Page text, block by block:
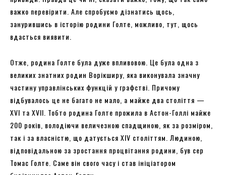
важко перевірити. Але спробуємо дізнатись щось,
занурившись в історію родини Голте, можливо, тут, щось
вдасться виявити.
Отже, родина Голте була дуже впливовою. Це була одна з
великих знатних родин Ворікширу, яка виконувала значну
частину управлінських функцій у графстві. Причому
відбувалось це не багато не мало, а майже два століття —
XVI та XVII. Тобто родина Голте прожила в Астон-Голлі майже
200 років, володіючи величезною спадщиною, як за розміром,
так і за власністю, що датується XIV століттям. Людиною,
відповідальною за зростання процвітання родини, був сер
Томас Голте. Саме він свого часу і став ініціатором